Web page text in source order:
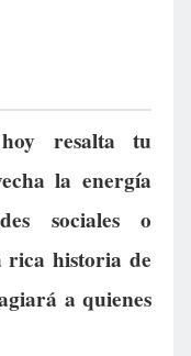
resalta tu
la energía
sociales o
rica historia de
a quienes